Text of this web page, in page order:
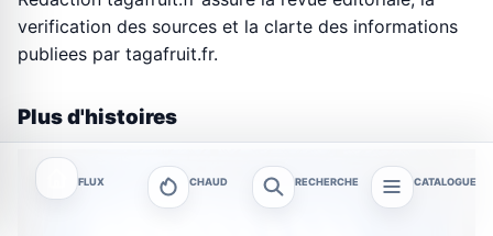
verification des sources et la clarte des informations
publiees par tagafruit.fr.
Plus d'histoires
FLUX CHAUD RECHERCHE CATALOGUE